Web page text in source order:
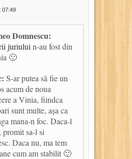
07:49
Domnescu:
juriului n-au fost din
🙂
S-ar putea să fie un
acum de noua
a Vinia, fiindca
sunt multe, așa ca
mana-n foc. Daca-l
promit sa-l si
Daca nu, ma tem
cum am stabilit 🙂